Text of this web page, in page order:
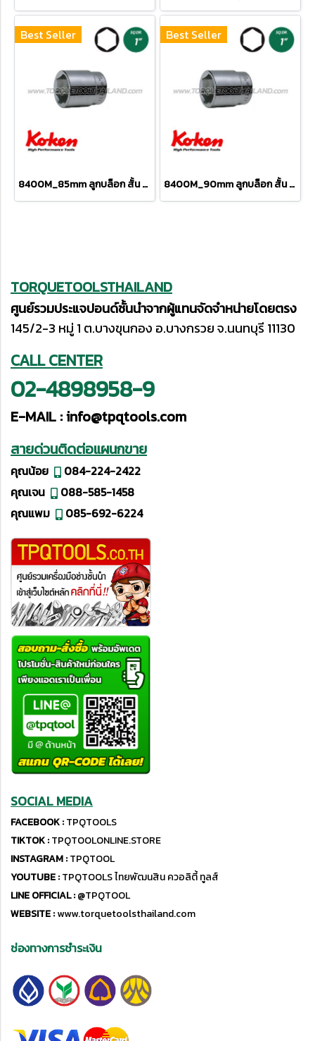
Best Seller
8400M_85mm ลูกบล็อก สั้น 6P (SQ.DR 1") Hand Sockets
Best Seller
8400M_90mm ลูกบล็อก สั้น 6P (SQ.DR 1") Hand Sockets
TORQUETOOLSTHAILAND
ศูนย์รวมประแจปอนด์ชั้นนำจากผู้แทนจัดจำหน่ายโดยตรง
145/2-3 หมู่ 1 ต.บางขุนกอง อ.บางกรวย จ.นนทบุรี 11130
CALL CENTER
02-4898958-9
E-MAIL :info@tpqtools.com
สายด่วนติดต่อแผนกขาย
คุณน้อย
084-224-2422
คุณเจน
088-585-1458
คุณแพม
085-692-6224
SOCIAL MEDIA
FACEBOOK :TPQTOOLS
TIKTOK :TPQTOOLONLINE.STORE
INSTAGRAM :TPQTOOL
YOUTUBE :TPQTOOLS ไทยพัฒนสิน ควอลิตี้ ทูลส์
LINE OFFICIAL :@TPQTOOL
WEBSITE :www.torquetoolsthailand.com
ช่องทางการชำระเงิน